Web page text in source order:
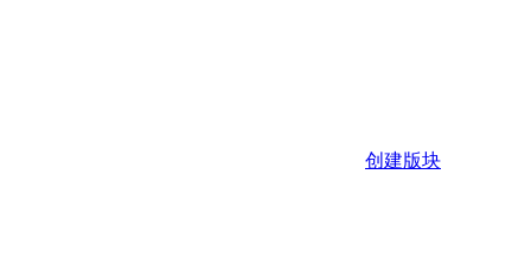
创建版块